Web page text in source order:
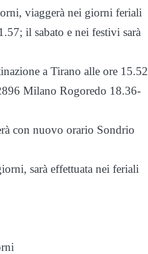
viaggerà nei giorni feriali
il sabato e nei festivi sarà
a Tirano alle ore 15.52
Milano Rogoredo 18.36-
con nuovo orario Sondrio
sarà effettuata nei feriali